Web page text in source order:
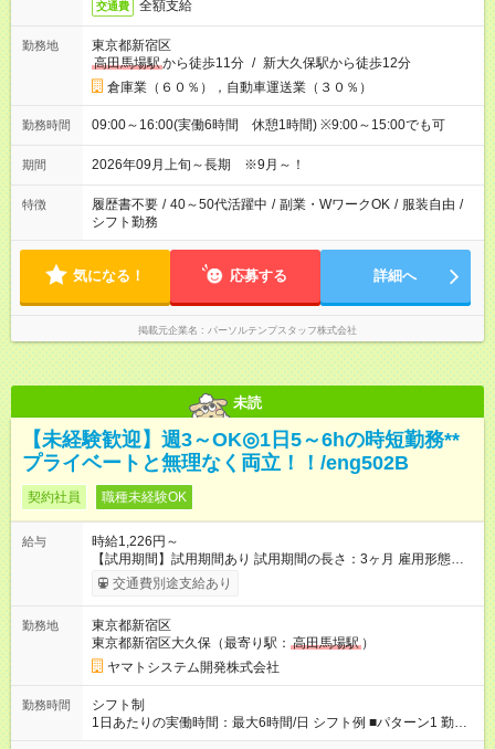
交通費 全額支給
勤務地
東京都新宿区
高田馬場駅から徒歩11分 / 新大久保駅から徒歩12分
倉庫業（６０％），自動車運送業（３０％）
勤務時間 09:00～16:00(実働6時間 休憩1時間) ※9:00～15:00でも可
期間 2026年09月上旬～長期 ※9月～！
特徴 履歴書不要 / 40～50代活躍中 / 副業・WワークOK / 服装自由 /
シフト勤務
気になる！ 応募する 詳細へ
掲載元企業名 パーソルテンプスタッフ株式会社
未読
【未経験歓迎】週3～OK◎1日5～6hの時短勤務**
プライベートと無理なく両立！！/eng502B
契約社員 職種未経験OK
給与
時給1,226円～
【試用期間】試用期間あり 試用期間の長さ：3ヶ月 雇用形態、
給与は本採用時と同じです。
交通費別途支給あり
勤務地
東京都新宿区
東京都新宿区大久保（最寄り駅： 高田馬場駅 ）
ヤマトシステム開発株式会社
勤務時間
シフト制
1日あたりの実働時間：最大6時間/日 シフト例 ■パターン1 勤務
時間 9：30～15：30 （休憩1時間、実働5時間） 勤務日数 週